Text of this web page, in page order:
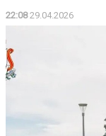
22:0829.04.2026